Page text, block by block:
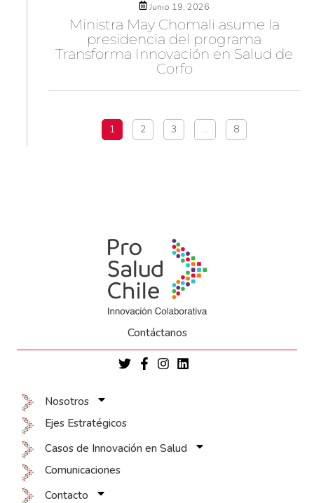
Junio 19, 2026
Ministra May Chomali asume la
presidencia del programa
Transforma Innovación en Salud de
Corfo
1 2 3 … 8
Contáctanos
Nosotros
Ejes Estratégicos
Casos de Innovación en Salud
Comunicaciones
Contacto